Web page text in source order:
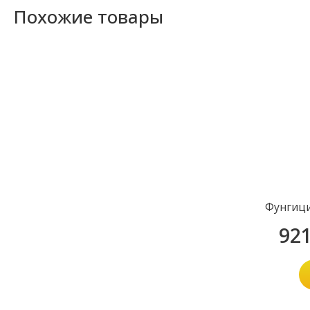
Похожие товары